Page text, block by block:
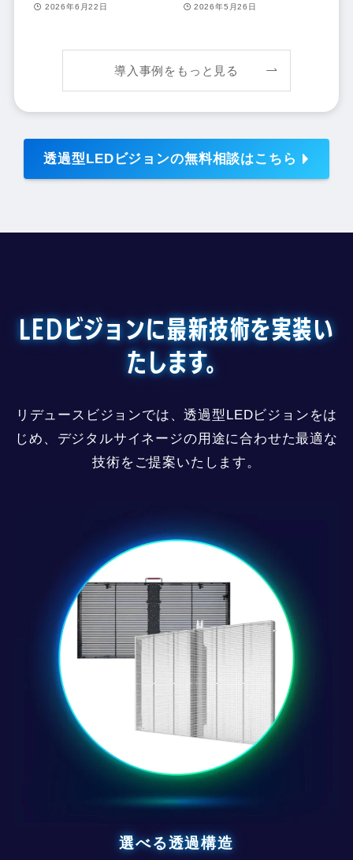
2026年6月22日 2026年5月26日
導入事例をもっと見る
透過型LEDビジョンの無料相談はこちら
LEDビジョンに最新技術を実装い
たします。
リデュースビジョンでは、透過型LEDビジョンをは
じめ、デジタルサイネージの用途に合わせた最適な
技術をご提案いたします。
選べる透過構造